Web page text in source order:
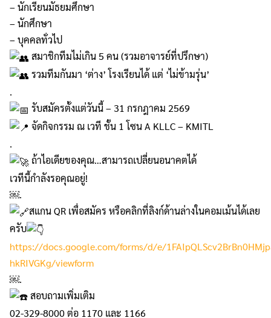
– นักเรียนมัธยมศึกษา
– นักศึกษา
– บุคคลทั่วไป
สมาชิกทีมไม่เกิน 5 คน (รวมอาจารย์ที่ปรึกษา)
รวมทีมกันมา ‘ต่าง’ โรงเรียนได้ แต่ ‘ไม่ข้ามรุ่น’
.
รับสมัครตั้งแต่วันนี้ – 31 กรกฎาคม 2569
จัดกิจกรรม ณ เวที ชั้น 1 โซน A KLLC – KMITL
.
ถ้าไอเดียของคุณ…สามารถเปลี่ยนอนาคตได้
เวทีนี้กำลังรอคุณอยู่!
￼.
สแกน QR เพื่อสมัคร หรือคลิกที่ลิงก์ด้านล่างในคอมเม้นได้เลย
ครับ
https://docs.google.com/forms/d/e/
hkRIVGKg/viewform
￼.
สอบถามเพิ่มเติม
02-329-8000 ต่อ 1170 และ 1166